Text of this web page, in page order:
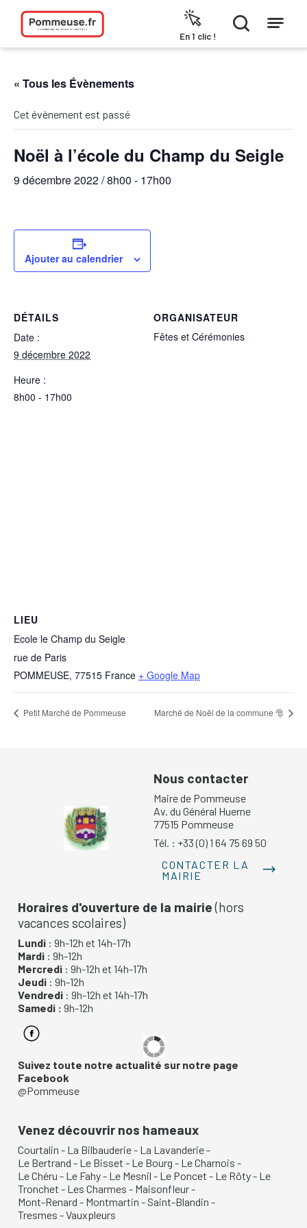
Aller au contenu
En 1 clic !
« Tous les Évènements
Cet évènement est passé
Noël à l’école du Champ du Seigle
9 décembre 2022 / 8h00 - 17h00
Ajouter au calendrier
DÉTAILS
Date :
9 décembre 2022
Heure :
8h00 - 17h00
ORGANISATEUR
Fêtes et Cérémonies
LIEU
Ecole le Champ du Seigle
rue de Paris
POMMEUSE, 77515 France + Google Map
Petit Marché de Pommeuse Marché de Noël de la commune 🎅
Nous contacter
Maire de Pommeuse
Av. du Général Huerne
77515 Pommeuse
Tél. : +33 (0) 1 64 75 69 50
CONTACTER LA
MAIRIE
Horaires d'ouverture de la mairie(hors
vacances scolaires)
Lundi : 9h-12h et 14h-17h
Mardi : 9h-12h
Mercredi : 9h-12h et 14h-17h
Jeudi : 9h-12h
Vendredi : 9h-12h et 14h-17h
Samedi : 9h-12h
Suivez toute notre actualité sur notre page
Facebook
@Pommeuse
Venez découvrir nos hameaux
Courtalin - La Bilbauderie- La Lavanderie-
Le Bertrand - Le Bisset - Le Bourg - Le Charnois -
Le Chéru - Le Fahy- Le Mesnil - Le Poncet - Le Rôty- Le
Tronchet - Les Charmes - Maisonfleur-
Mont-Renard - Montmartin - Saint-Blandin -
Tresmes -Vauxpleurs